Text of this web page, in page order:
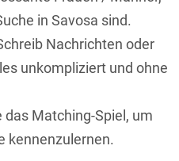
in Savosa sind.
Nachrichten oder
unkompliziert und ohne
das Matching-Spiel, um
kennenzulernen.